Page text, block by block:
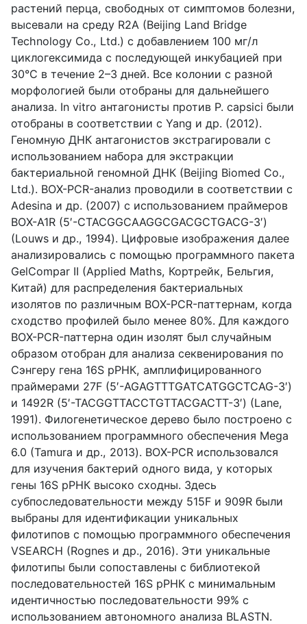
растений перца, свободных от симптомов болезни,
высевали на среду R2A (Beijing Land Bridge
Technology Co., Ltd.) с добавлением 100 мг/л
циклогексимида с последующей инкубацией при
30°C в течение 2–3 дней. Все колонии с разной
морфологией были отобраны для дальнейшего
анализа. In vitro антагонисты против P. capsici были
отобраны в соответствии с Yang и др. (2012).
Геномную ДНК антагонистов экстрагировали с
использованием набора для экстракции
бактериальной геномной ДНК (Beijing Biomed Co.,
Ltd.). BOX-PCR-анализ проводили в соответствии с
Adesina и др. (2007) с использованием праймеров
BOX-A1R (5′-CTACGGCAAGGCGACGCTGACG-3′)
(Louws и др., 1994). Цифровые изображения далее
анализировались с помощью программного пакета
GelCompar II (Applied Maths, Кортрейк, Бельгия,
Китай) для распределения бактериальных
изолятов по различным BOX-PCR-паттернам, когда
сходство профилей было менее 80%. Для каждого
BOX-PCR-паттерна один изолят был случайным
образом отобран для анализа секвенирования по
Сэнгеру гена 16S рРНК, амплифицированного
праймерами 27F (5′-AGAGTTTGATCATGGCTCAG-3′)
и 1492R (5′-TACGGTTACCTGTTACGACTT-3′) (Lane,
1991). Филогенетическое дерево было построено с
использованием программного обеспечения Mega
6.0 (Tamura и др., 2013). BOX-PCR использовался
для изучения бактерий одного вида, у которых
гены 16S рРНК высоко сходны. Здесь
субпоследовательности между 515F и 909R были
выбраны для идентификации уникальных
филотипов с помощью программного обеспечения
VSEARCH (Rognes и др., 2016). Эти уникальные
филотипы были сопоставлены с библиотекой
последовательностей 16S рРНК с минимальным
идентичностью последовательности 99% с
использованием автономного анализа BLASTN.